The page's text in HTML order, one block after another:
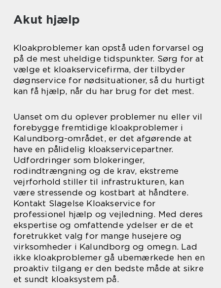
Akut hjælp
Kloakproblemer kan opstå uden forvarsel og
på de mest uheldige tidspunkter. Sørg for at
vælge et kloakservicefirma, der tilbyder
døgnservice for nødsituationer, så du hurtigt
kan få hjælp, når du har brug for det mest.
Uanset om du oplever problemer nu eller vil
forebygge fremtidige kloakproblemer i
Kalundborg-området, er det afgørende at
have en pålidelig kloakservicepartner.
Udfordringer som blokeringer,
rodindtrængning og de krav, ekstreme
vejrforhold stiller til infrastrukturen, kan
være stressende og kostbart at håndtere.
Kontakt Slagelse Kloakservice for
professionel hjælp og vejledning. Med deres
ekspertise og omfattende ydelser er de et
foretrukket valg for mange husejere og
virksomheder i Kalundborg og omegn. Lad
ikke kloakproblemer gå ubemærkede hen en
proaktiv tilgang er den bedste måde at sikre
et sundt kloaksystem på.